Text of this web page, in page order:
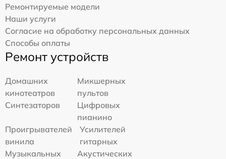
Ремонтируемые модели
Наши услуги
Согласие на обработку персональных данных
Способы оплаты
Ремонт устройств
Домашних
кинотеатров
Микшерных
пультов
Синтезаторов
Цифровых
пианино
Проигрывателей
винила
Усилителей
гитарных
Музыкальных
Акустических